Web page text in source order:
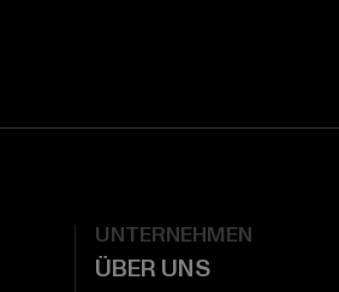
UNTERNEHMEN
ÜBER UNS